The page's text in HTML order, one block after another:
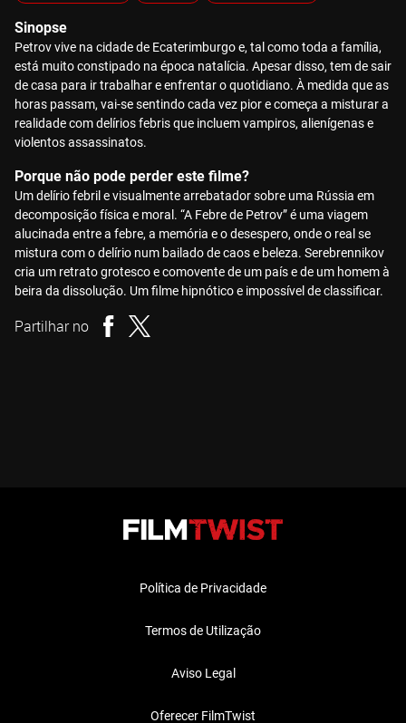
Sinopse
Petrov vive na cidade de Ecaterimburgo e, tal como toda a família,
está muito constipado na época natalícia. Apesar disso, tem de sair
de casa para ir trabalhar e enfrentar o quotidiano. À medida que as
horas passam, vai-se sentindo cada vez pior e começa a misturar a
realidade com delírios febris que incluem vampiros, alienígenas e
violentos assassinatos.
Porque não pode perder este filme?
Um delírio febril e visualmente arrebatador sobre uma Rússia em
decomposição física e moral. “A Febre de Petrov” é uma viagem
alucinada entre a febre, a memória e o desespero, onde o real se
mistura com o delírio num bailado de caos e beleza. Serebrennikov
cria um retrato grotesco e comovente de um país e de um homem à
beira da dissolução. Um filme hipnótico e impossível de classificar.
Partilhar no
Política de Privacidade
Termos de Utilização
Aviso Legal
Oferecer FilmTwist